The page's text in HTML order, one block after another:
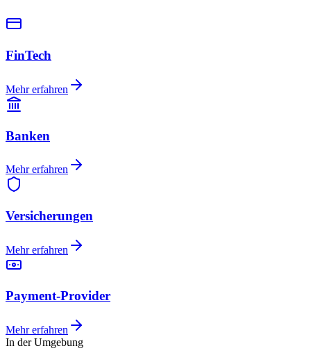
FinTech
Mehr erfahren
Banken
Mehr erfahren
Versicherungen
Mehr erfahren
Payment-Provider
Mehr erfahren
In der Umgebung